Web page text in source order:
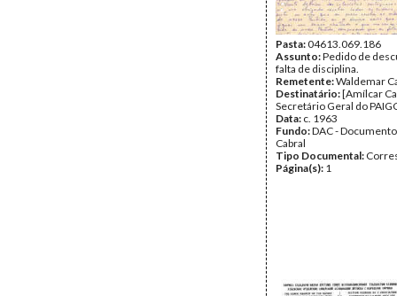
Pasta:04613.069.186
Assunto:Pedido de
falta de disciplina.
Remetente:Waldemar
Destinatário:[Amílcar
Secretário Geral do
Data: c. 1963
Fundo:DAC -
Cabral
Tipo Documental:
Página(s): 1